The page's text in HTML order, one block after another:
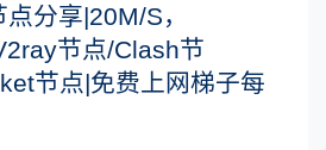
分享|20M/S，
节点/Clash节
节点|免费上网梯子每